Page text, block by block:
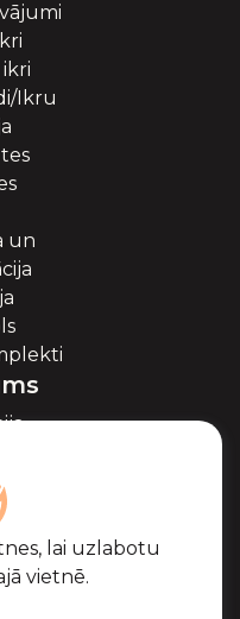
lai uzlabotu
vietnē.
Ikru
un